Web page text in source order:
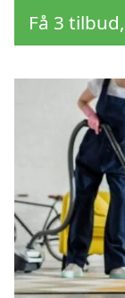
Få 3